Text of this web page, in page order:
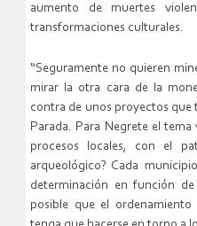
aumento de muertes
transformaciones culturales.
“Seguramente no quieren
mirar la otra cara de la
contra de unos proyectos que
Parada. Para Negrete el tema
procesos locales, con el
arqueológico? Cada
determinación en función
posible que el